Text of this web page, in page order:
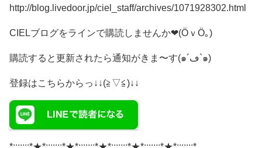
http://blog.livedoor.jp/ciel_staff/archives/1071928302.html
CIELブログをラインで購読しませんか❤(ӦｖӦ｡)
購読すると更新されたら通知がきま〜す(๑´ڡ`๑)
登録はこちらからっ↓↓(≧▽≦)↓↓